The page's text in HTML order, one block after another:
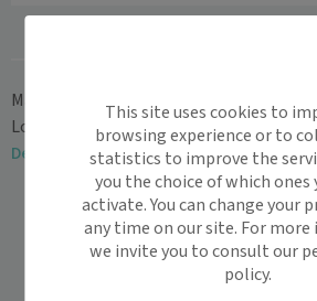
Maiia Cabinet paramédical > Centre-
Loir
Orgères-en-Beauce>2. Orgères-
Deballon Eugène
This site uses cookies to
browsing experience or to
statistics to improve the
you the choice of which ones
activate. You can change your
any time on our site. For
we invite you to consult our
policy.